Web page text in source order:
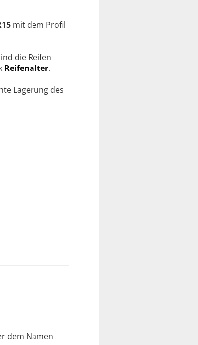
mit dem Profil
die Reifen
Reifenalter.
Lagerung des
dem Namen